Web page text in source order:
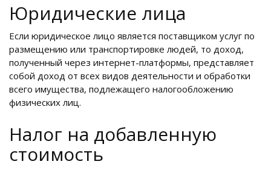
Юридические лица
Если юридическое лицо является поставщиком услуг по
размещению или транспортировке людей, то доход,
полученный через интернет-платформы, представляет
собой доход от всех видов деятельности и обработки
всего имущества, подлежащего налогообложению
физических лиц.
Налог на добавленную
стоимость